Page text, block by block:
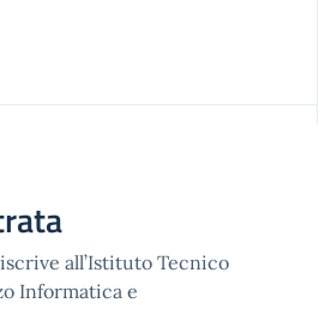
all’Istituto Tecnico
Informatica e